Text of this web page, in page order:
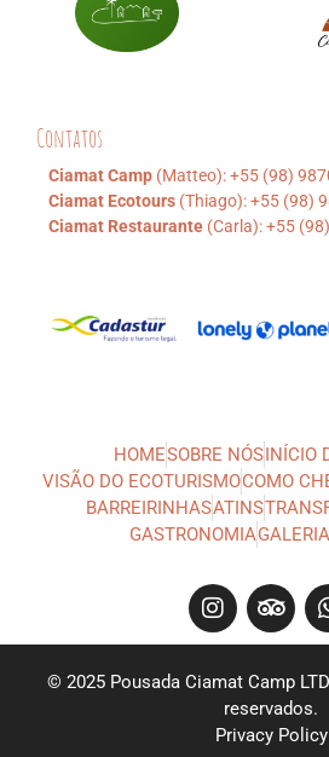
Contatos
Ciamat Camp (Matteo): +55 (98)
Ciamat Ecotours (Thiago): +55 (98)
Ciamat Restaurante (Carla): +55
HOMESOBRE NÓS INÍCIO
VISÃO DO ECOTURISMOCOMO
BARREIRINHASATINS
GASTRONOMIAGALERIA
© 2025 Pousada Ciamat Camp
reservados.
Privacy Policy